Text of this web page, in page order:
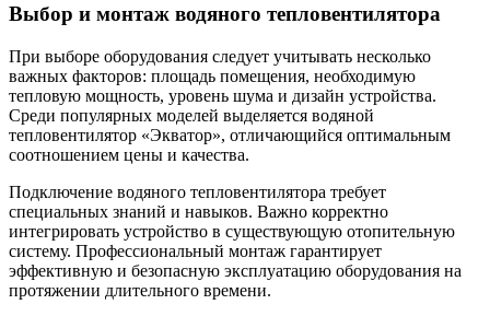
Выбор и монтаж водяного тепловентилятора
При выборе оборудования следует учитывать несколько
важных факторов: площадь помещения, необходимую
тепловую мощность, уровень шума и дизайн устройства.
Среди популярных моделей выделяется водяной
тепловентилятор «Экватор», отличающийся оптимальным
соотношением цены и качества.
Подключение водяного тепловентилятора требует
специальных знаний и навыков. Важно корректно
интегрировать устройство в существующую отопительную
систему. Профессиональный монтаж гарантирует
эффективную и безопасную эксплуатацию оборудования на
протяжении длительного времени.